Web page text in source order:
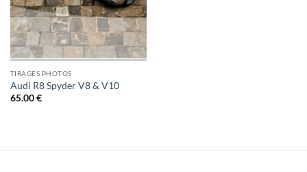
TIRAGES PHOTOS
Audi R8 Spyder V8 & V10
65.00€